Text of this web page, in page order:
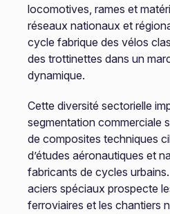
locomotives, rames et
réseaux nationaux et
cycle fabrique des vélos
des trottinettes dans un
dynamique.
Cette diversité sectorielle
segmentation commerciale
de composites techniques
d’études aéronautiques et
fabricants de cycles
aciers spéciaux prospecte
ferroviaires et les chantiers